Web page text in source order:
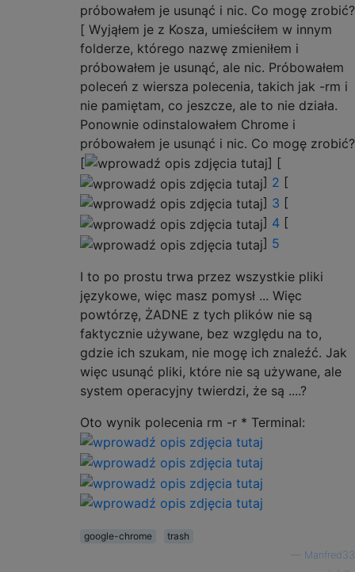
próbowałem je usunąć i nic. Co mogę zrobić?
[ Wyjąłem je z Kosza, umieściłem w innym
folderze, którego nazwę zmieniłem i
próbowałem je usunąć, ale nic. Próbowałem
poleceń z wiersza polecenia, takich jak -rm i
nie pamiętam, co jeszcze, ale to nie działa.
Ponownie odinstalowałem Chrome i
próbowałem je usunąć i nic. Co mogę zrobić?
[
] [
] 2 [
] 3 [
] 4 [
] 5
I to po prostu trwa przez wszystkie pliki
językowe, więc masz pomysł ... Więc
powtórzę, ŻADNE z tych plików nie są
faktycznie używane, bez względu na to,
gdzie ich szukam, nie mogę ich znaleźć. Jak
więc usunąć pliki, które nie są używane, ale
system operacyjny twierdzi, że są ....?
Oto wynik polecenia rm -r * Terminal:
google-chrome
trash
Manfred33